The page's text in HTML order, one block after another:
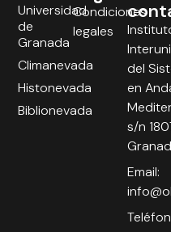
Condiciones
legales
Universidad
de
Granada
Climanevada
Histonevada
Biblionevada
del
en
s/n
Email: